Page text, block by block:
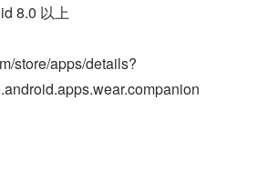
8.0 以上
store/apps/details?